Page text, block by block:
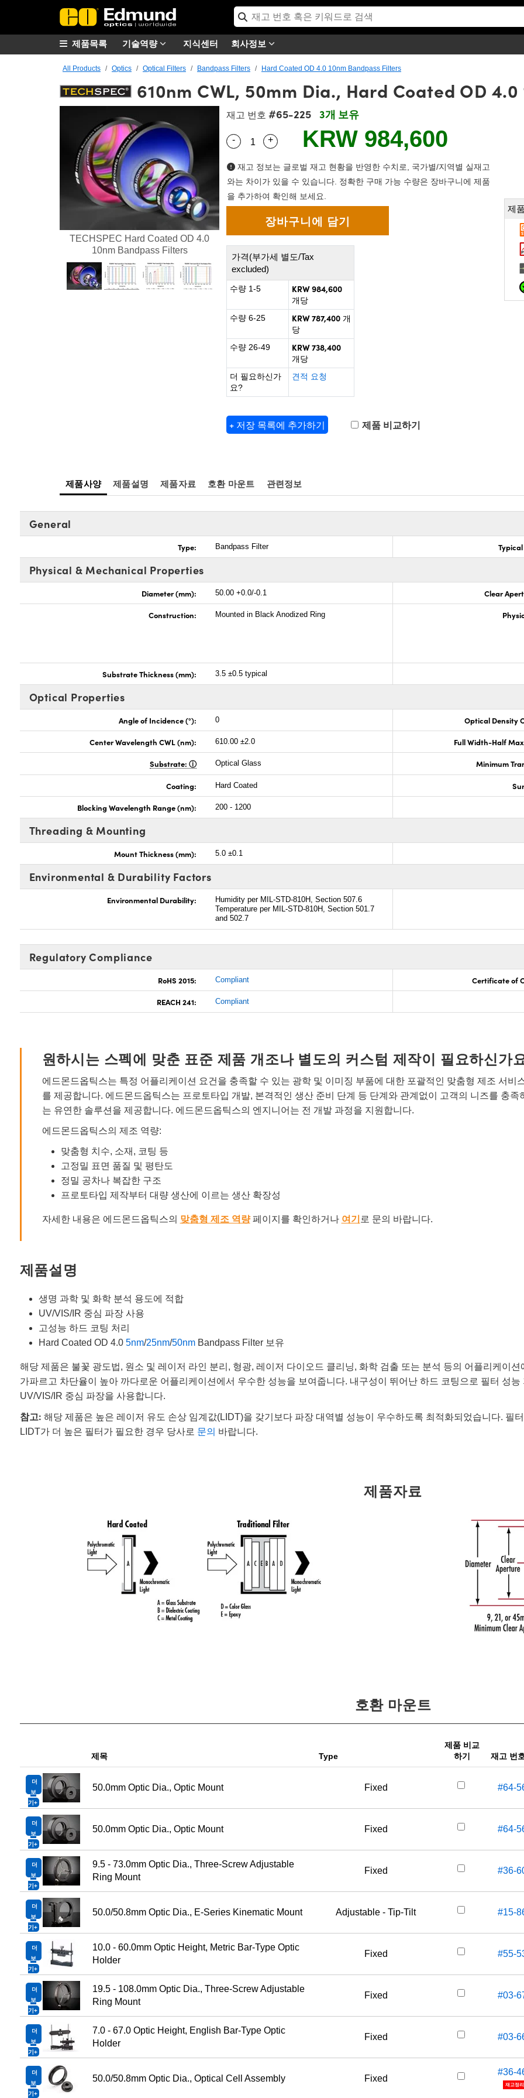
기술역량 지식센터 회사정보
제품목록
All Products Optics Optical Filters Bandpass Filters Hard Coated OD 4.0 10nm Bandpass Filters
610nm CWL, 50mm Dia., Hard Coated OD
TECHSPEC Hard Coated OD 4.0
10nm Bandpass Filters
재고 번호 #65-225 3개 보유
Quantity Selector
- Use the plus and minus buttons to adjust the quantity.
+ KRW 984,600
재고 정보는 글로벌 재고 현황을 반영한 수치로, 국가별/지역별 실재고
와는 차이가 있을 수 있습니다. 정확한 구매 가능 수량은 장바구니에 제품
을 추가하여 확인해 보세요.
가격(부가세 별도/Tax
excluded)
수량 1-5 KRW 984,600
개당
수량 6-25
KRW 787,400 개
당
수량 26-49
KRW 738,400
개당
더 필요하신가
요?
견적 요청
+ 저장 목록에 추가하기 제품 비교하기
제
제품사양 제품설명 제품자료 호환 마운트 관련정보
General
Type: Bandpass Filter
Physical & Mechanical Properties
Diameter (mm): 50.00 +0.0/-0.1 Clear
Construction: Mounted in Black Anodized Ring
Substrate Thickness (mm): 3.5 ±0.5 typical
Optical Properties
Angle of Incidence (°): 0 Optical Density
Center Wavelength CWL (nm): 610.00 ±2.0 Full Width-Half
Substrate: Optical Glass Minimum
Coating: Hard Coated
Blocking Wavelength Range (nm): 200 - 1200
Threading & Mounting
Mount Thickness (mm): 5.0 ±0.1
Environmental & Durability Factors
Environmental Durability:
Humidity per MIL-STD-810H, Section 507.6
Temperature per MIL-STD-810H, Section 501.7
and 502.7
Regulatory Compliance
RoHS 2015: Compliant Certificate of
REACH 241: Compliant
원하시는 스펙에 맞춘 표준 제품 개조나 별도의 커스텀 제작이 필요하신가
에드몬드옵틱스는 특정 어플리케이션 요건을 충족할 수 있는 광학 및 이미징 부품에 대한 포괄적인 맞춤형 제조 서비
를 제공합니다. 에드몬드옵틱스는 프로토타입 개발, 본격적인 생산 준비 단계 등 단계와 관계없이 고객의 니즈를 충족
는 유연한 솔루션을 제공합니다. 에드몬드옵틱스의 엔지니어는 전 개발 과정을 지원합니다.
에드몬드옵틱스의 제조 역량:
맞춤형 치수, 소재, 코팅 등
고정밀 표면 품질 및 평탄도
정밀 공차나 복잡한 구조
프로토타입 제작부터 대량 생산에 이르는 생산 확장성
자세한 내용은 에드몬드옵틱스의 맞춤형 제조 역량페이지를 확인하거나 여기 로 문의 바랍니다.
제품설명
생명 과학 및 화학 분석 용도에 적합
UV/VIS/IR 중심 파장 사용
고성능 하드 코팅 처리
Hard Coated OD 4.0 5nm/25nm/50nmBandpass Filter 보유
해당 제품은 불꽃 광도법, 원소 및 레이저 라인 분리, 형광, 레이저 다이오드 클리닝, 화학 검출 또는 분석 등의 어플리케이
가파르고 차단율이 높아 까다로운 어플리케이션에서 우수한 성능을 보여줍니다. 내구성이 뛰어난 하드 코팅으로 필터 성
UV/VIS/IR 중심 파장을 사용합니다.
참고: 해당 제품은 높은 레이저 유도 손상 임계값(LIDT)을 갖기보다 파장 대역별 성능이 우수하도록 최적화되었습니다. 필
LIDT가 더 높은 필터가 필요한 경우 당사로 문의 바랍니다.
제품자료
호환 마운트
제목 Type
제품 비교
하기
재고 번
더
보
기
50.0mm Optic Dia., Optic Mount Fixed #64-
더
보
기
50.0mm Optic Dia., Optic Mount Fixed #64-
더
보
기
9.5 - 73.0mm Optic Dia., Three-Screw Adjustable
Ring Mount
Fixed #36-
더
보
기
50.0/50.8mm Optic Dia., E-Series Kinematic Mount Adjustable - Tip-Tilt #15-
더
보
기
10.0 - 60.0mm Optic Height, Metric Bar-Type Optic
Holder
Fixed #55-
더
보
기
19.5 - 108.0mm Optic Dia., Three-Screw Adjustable
Ring Mount
Fixed #03-
더
보
기
7.0 - 67.0 Optic Height, English Bar-Type Optic
Holder
Fixed #03-
더
보
기
50.0/50.8mm Optic Dia., Optical Cell Assembly Fixed
#36-
재고정리